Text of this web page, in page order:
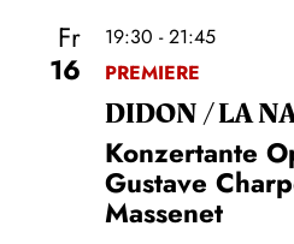
Fr
16
19:30 - 21:45
PREMIERE
DIDON / LA
Konzertante
Gustave
Massenet